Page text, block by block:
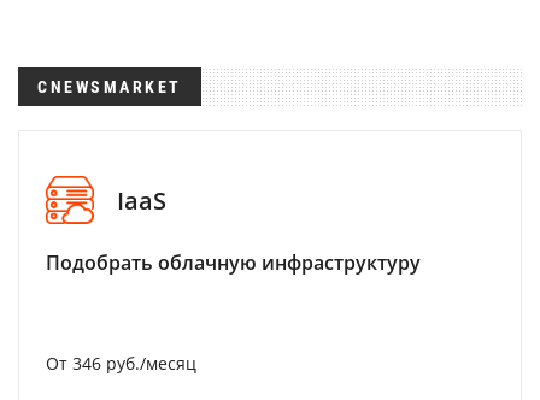
CNEWSMARKET
IaaS
Подобрать облачную инфраструктуру
От 346 руб./месяц